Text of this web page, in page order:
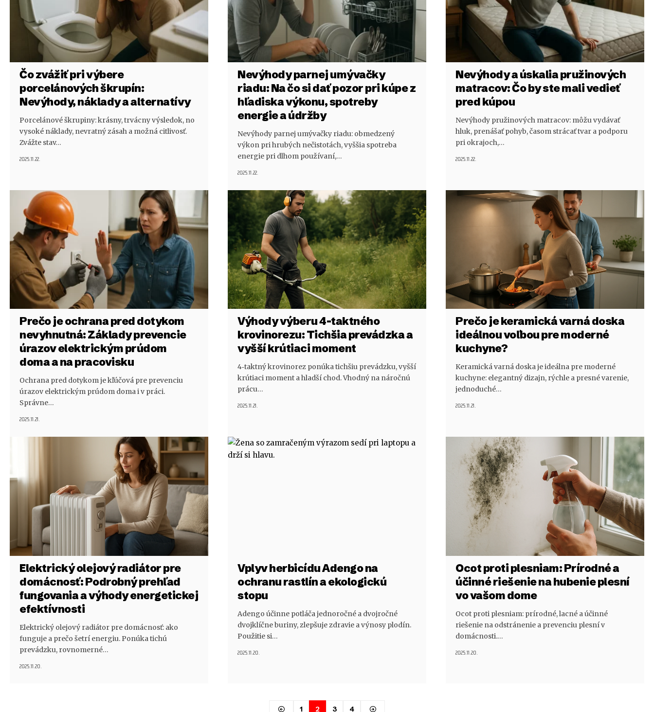
Čo zvážiť pri výbere
porcelánových škrupín:
Nevýhody, náklady a alternatívy
Porcelánové škrupiny: krásny, trvácny výsledok, no
vysoké náklady, nevratný zásah a možná citlivosť.
Zvážte stav…
2025.11.22.
Nevýhody parnej umývačky
riadu: Na čo si dať pozor pri kúpe z
hľadiska výkonu, spotreby
energie a údržby
Nevýhody parnej umývačky riadu: obmedzený
výkon pri hrubých nečistotách, vyššia spotreba
energie pri dlhom používaní,…
2025.11.22.
Nevýhody a úskalia pružinových
matracov: Čo by ste mali vedieť
pred kúpou
Nevýhody pružinových matracov: môžu vydávať
hluk, prenášať pohyb, časom strácať tvar a podporu
pri okrajoch,…
2025.11.22.
Prečo je ochrana pred dotykom
nevyhnutná: Základy prevencie
úrazov elektrickým prúdom
doma a na pracovisku
Ochrana pred dotykom je kľúčová pre prevenciu
úrazov elektrickým prúdom doma i v práci.
Správne…
2025.11.21.
Výhody výberu 4-taktného
krovinorezu: Tichšia prevádzka a
vyšší krútiaci moment
4‑taktný krovinorez ponúka tichšiu prevádzku, vyšší
krútiaci moment a hladší chod. Vhodný na náročnú
prácu…
2025.11.21.
Prečo je keramická varná doska
ideálnou voľbou pre moderné
kuchyne?
Keramická varná doska je ideálna pre moderné
kuchyne: elegantný dizajn, rýchle a presné varenie,
jednoduché…
2025.11.21.
Elektrický olejový radiátor pre
domácnosť: Podrobný prehľad
fungovania a výhody energetickej
efektívnosti
Elektrický olejový radiátor pre domácnosť: ako
funguje a prečo šetrí energiu. Ponúka tichú
prevádzku, rovnomerné…
2025.11.20.
Vplyv herbicídu Adengo na
ochranu rastlín a ekologickú
stopu
Adengo účinne potláča jednoročné a dvojročné
dvojklíčne buriny, zlepšuje zdravie a výnosy plodín.
Použitie si…
2025.11.20.
Ocot proti plesniam: Prírodné a
účinné riešenie na hubenie plesní
vo vašom dome
Ocot proti plesniam: prírodné, lacné a účinné
riešenie na odstránenie a prevenciu plesní v
domácnosti.…
2025.11.20.
1 2 3 4